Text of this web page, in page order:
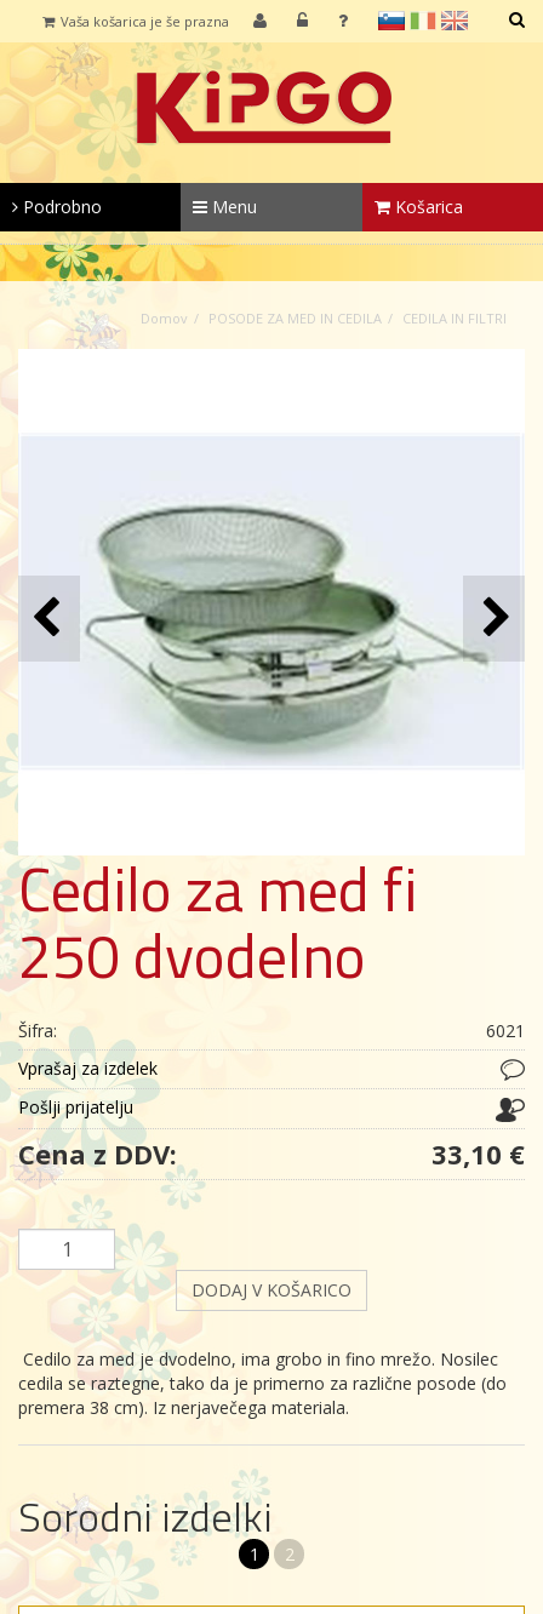
IŠČI
sl it
Vaša košarica je še prazna
Podrobno Menu Košarica
Domov POSODE ZA MED IN CEDILA CEDILA IN FILTRI
Cedilo za med fi
250 dvodelno
Šifra:
6021
Vprašaj za izdelek
Pošlji prijatelju
Cena z DDV: 33,10 €
DODAJ V KOŠARICO
Cedilo za med je dvodelno, ima grobo in fino mrežo. Nosilec
cedila se raztegne, tako da je primerno za različne posode (do
premera 38 cm). Iz nerjavečega materiala.
Sorodni izdelki
1 2